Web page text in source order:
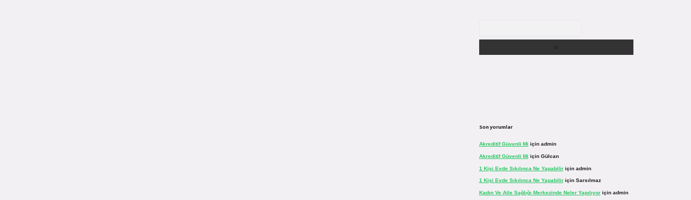
Son yorumlar
Akreditif Güvenli Mi için admin
Akreditif Güvenli Mi için Gülcan
1 Kişi Evde Sıkılınca Ne Yapabiliriçin admin
1 Kişi Evde Sıkılınca Ne Yapabiliriçin Sarsılmaz
Kadın Ve Aile Sağlığı Merkezinde Neler Yapılıyoriçin admin